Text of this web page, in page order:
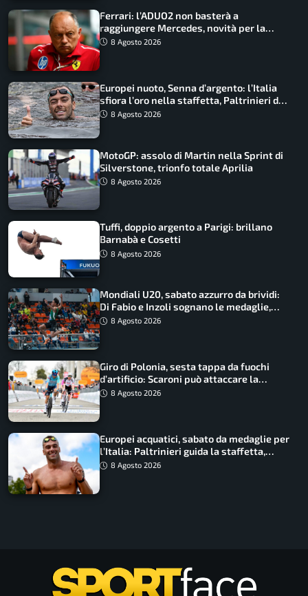
Ferrari: l’ADUO2 non basterà a
raggiungere Mercedes, novità per la
Macarena
8 Agosto 2026
Europei nuoto, Senna d’argento: l’Italia
sfiora l’oro nella staffetta, Paltrinieri da
urlo, il bilancio azzurro
8 Agosto 2026
MotoGP: assolo di Martin nella Sprint di
Silverstone, trionfo totale Aprilia
8 Agosto 2026
Tuffi, doppio argento a Parigi: brillano
Barnabà e Cosetti
8 Agosto 2026
Mondiali U20, sabato azzurro da brividi:
Di Fabio e Inzoli sognano le medaglie,
Castellani e Succo in finale
8 Agosto 2026
Giro di Polonia, sesta tappa da fuochi
d’artificio: Scaroni può attaccare la
maglia di Lemmen
8 Agosto 2026
Europei acquatici, sabato da medaglie per
l’Italia: Paltrinieri guida la staffetta,
Barnabà sogna l’oro dalle grandi altezze
8 Agosto 2026